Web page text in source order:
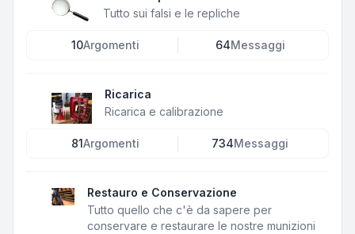
Tutto sui falsi e le repliche
10Argomenti 64Messaggi
Ricarica
Ricarica e calibrazione
81Argomenti 734Messaggi
Restauro e Conservazione
Tutto quello che c'è da sapere per
conservare e restaurare le nostre munizioni